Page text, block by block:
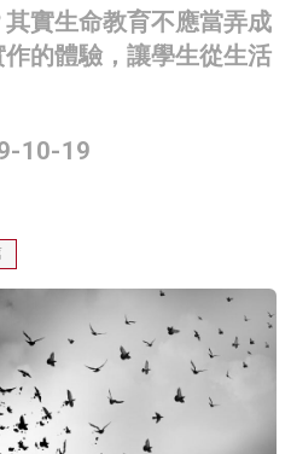
實生命教育不應當弄成
的體驗，讓學生從生活
10-19